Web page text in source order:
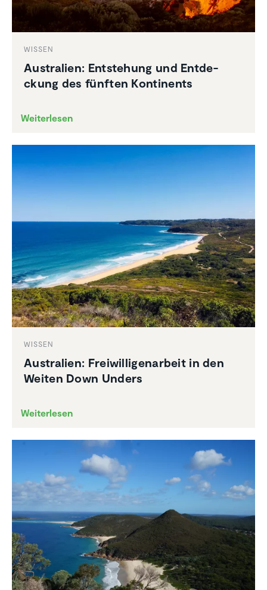
WISSEN
Austra­lien: Entste­hung und Entde­
ckung des fünften Konti­nents
Weiterlesen
WISSEN
Austra­lien: Freiwil­li­gen­ar­beit in den
Weiten Down Unders
Weiterlesen